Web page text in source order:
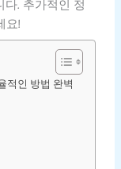
다. 추가적인 정
요!
적인 방법 완벽